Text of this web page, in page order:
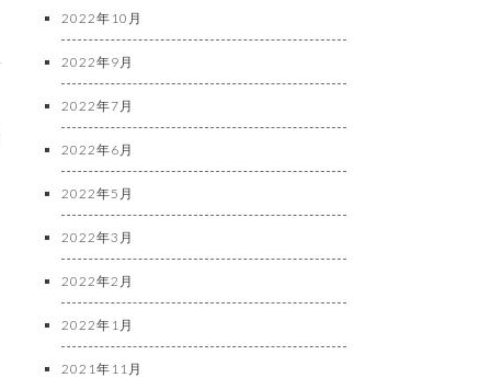
2022年10月
2022年9月
2022年7月
2022年6月
2022年5月
2022年3月
2022年2月
2022年1月
2021年11月